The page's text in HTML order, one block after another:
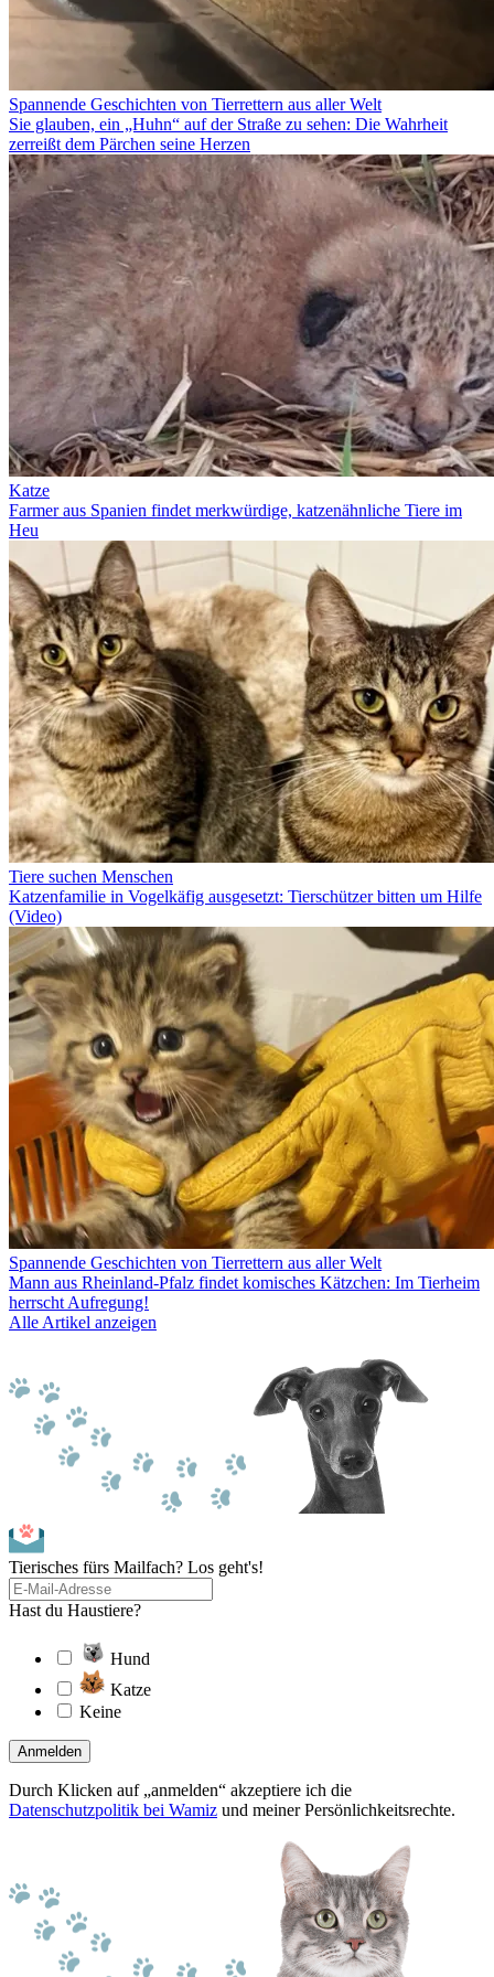
Spannende Geschichten von Tierrettern aus aller Welt
Sie glauben, ein „Huhn“ auf der Straße zu sehen: Die Wahrheit
zerreißt dem Pärchen seine Herzen
Katze
Farmer aus Spanien findet merkwürdige, katzenähnliche Tiere im
Heu
Tiere suchen Menschen
Katzenfamilie in Vogelkäfig ausgesetzt: Tierschützer bitten um Hilfe
(Video)
Spannende Geschichten von Tierrettern aus aller Welt
Mann aus Rheinland-Pfalz findet komisches Kätzchen: Im Tierheim
herrscht Aufregung!
Alle Artikel anzeigen
Tierisches fürs Mailfach? Los geht's!
Hast du Haustiere?
Hund
Katze
Keine
Anmelden
Durch Klicken auf „anmelden“ akzeptiere ich die
Datenschutzpolitik bei Wamiz und meiner Persönlichkeitsrechte.